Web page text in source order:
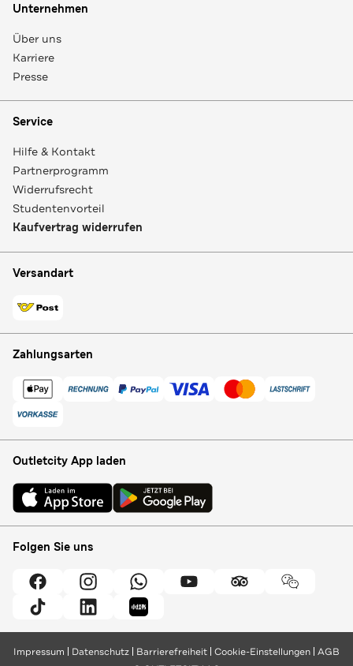
Unternehmen
Über uns
Karriere
Presse
Service
Hilfe & Kontakt
Partnerprogramm
Widerrufsrecht
Studentenvorteil
Kaufvertrag widerrufen
Versandart
Zahlungsarten
Outletcity App laden
Folgen Sie uns
Impressum Datenschutz Barrierefreiheit Cookie-Einstellungen AGB